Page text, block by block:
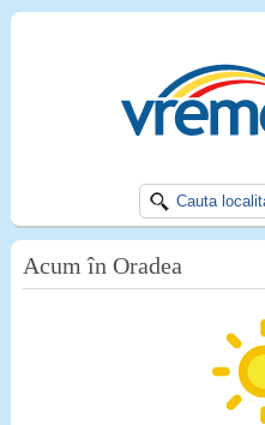
Acum în Oradea